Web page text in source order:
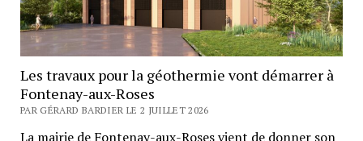
Les travaux pour la géothermie vont démarrer à
Fontenay-aux-Roses
PAR GÉRARD BARDIER LE 2 JUILLET 2026
La mairie de Fontenay-aux-Roses vient de donner son